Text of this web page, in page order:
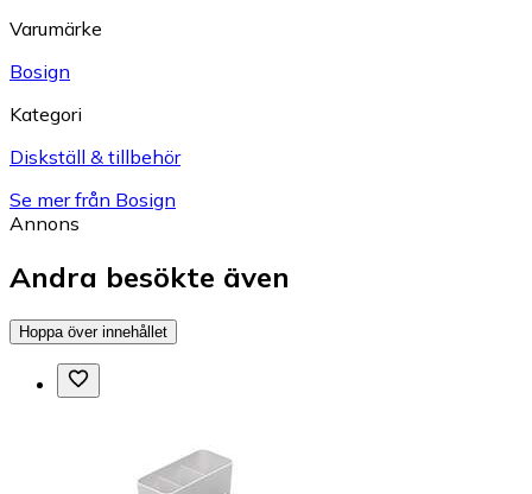
Varumärke
Bosign
Kategori
Diskställ & tillbehör
Se mer från Bosign
Annons
Andra besökte även
Hoppa över innehållet